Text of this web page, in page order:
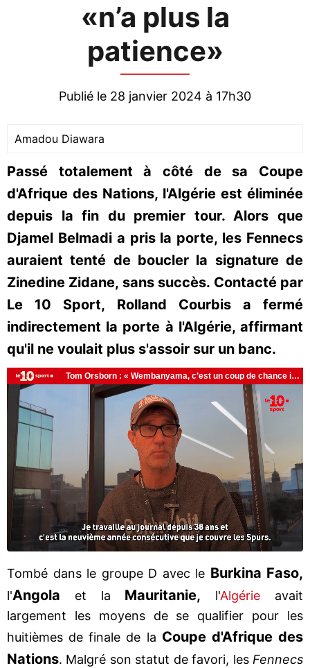
«n’a plus la
patience»
Publié le 28 janvier 2024 à 17h30
Amadou Diawara
Passé totalement à côté de sa Coupe
d'Afrique des Nations, l'Algérie est éliminée
depuis la fin du premier tour. Alors que
Djamel Belmadi a pris la porte, les Fennecs
auraient tenté de boucler la signature de
Zinedine Zidane, sans succès. Contacté par
Le 10 Sport, Rolland Courbis a fermé
indirectement la porte à l'Algérie, affirmant
qu'il ne voulait plus s'assoir sur un banc.
Tombé dans le groupe D avec le Burkina Faso,
l'Angola et la Mauritanie, l'Algérie avait
largement les moyens de se qualifier pour les
huitièmes de finale de la Coupe d'Afrique des
Nations. Malgré son statut de favori, les Fennecs